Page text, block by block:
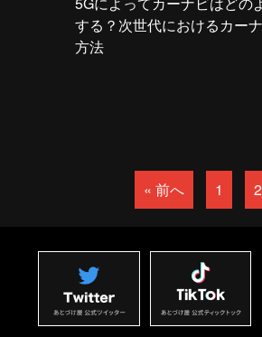
する？次世代におけるカー
方法
« 前へ 1 2